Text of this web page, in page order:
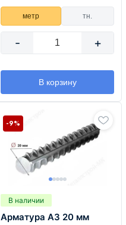
метр тн.
- +
В корзину
В наличии
Арматура А3 20 мм
-9%